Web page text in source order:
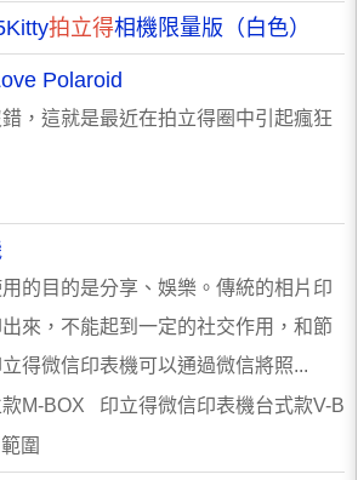
拍立得相機限量版（白色）
Polaroid
，這就是最近在拍立得圈中引起瘋狂
的目的是分享、娛樂。傳統的相片印
來，不能起到一定的社交作用，和節
得微信印表機可以通過微信將照...
M-BOX 印立得微信印表機台式款V-B
圍